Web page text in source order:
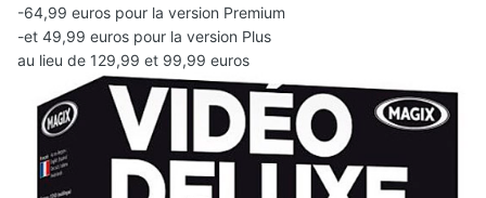
-64,99 euros pour la version Premium
-et 49,99 euros pour la version Plus
au lieu de 129,99 et 99,99 euros